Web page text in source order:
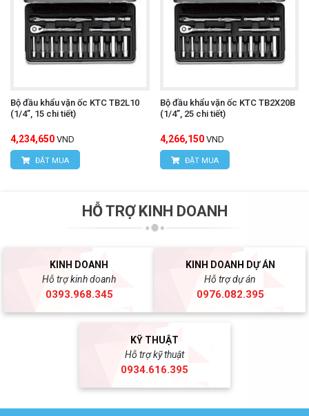
Bộ đầu khẩu vặn ốc KTC TB2L10
(1/4”, 15 chi tiết)
4,234,650 VND
ĐẶT MUA
Bộ đầu khẩu vặn ốc KTC TB2X20B
(1/4”, 25 chi tiết)
4,266,150 VND
ĐẶT MUA
HỖ TRỢ KINH DOANH
KINH DOANH
Hỗ trợ kinh doanh
0393.968.345
KINH DOANH DỰ ÁN
Hỗ trợ dự án
0976.082.395
KỸ THUẬT
Hỗ trợ kỹ thuật
0934.616.395